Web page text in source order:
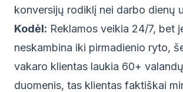
konversijų rodiklį nei darbo dienų
Kodėl: Reklamos veikia 24/7, bet
neskambina iki pirmadienio ryto,
vakaro klientas laukia 60+
duomenis, tas klientas faktiškai